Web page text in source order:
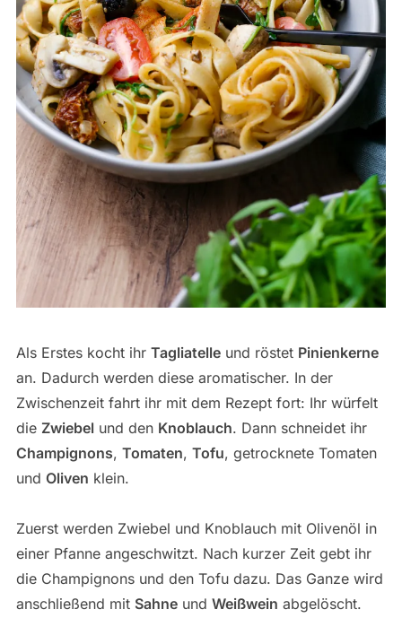
Als Erstes kocht ihr Tagliatelleund röstet Pinienkerne
an. Dadurch werden diese aromatischer. In der
Zwischenzeit fahrt ihr mit dem Rezept fort: Ihr würfelt
die Zwiebel und den Knoblauch. Dann schneidet ihr
Champignons, Tomaten, Tofu, getrocknete Tomaten
und Oliven klein.
Zuerst werden Zwiebel und Knoblauch mit Olivenöl in
einer Pfanne angeschwitzt. Nach kurzer Zeit gebt ihr
die Champignons und den Tofu dazu. Das Ganze wird
anschließend mit Sahneund Weißwein abgelöscht.